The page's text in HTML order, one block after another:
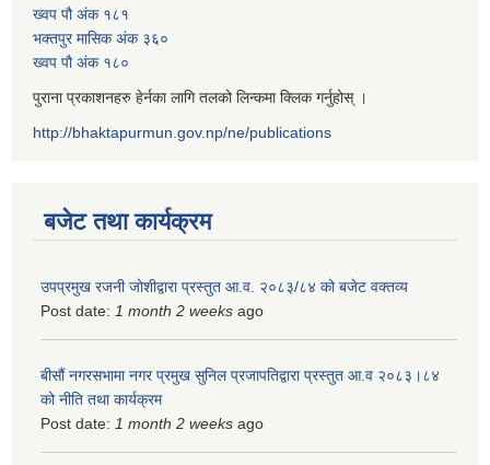
ख्वप पौ अंक १८१
भक्तपुर मासिक अंक ३६०
ख्वप पौ अंक १८०
पुराना प्रकाशनहरु हेर्नका लागि तलको लिन्कमा क्लिक गर्नुहोस् ।
http://bhaktapurmun.gov.np/ne/publications
बजेट तथा कार्यक्रम
उपप्रमुख रजनी जोशीद्वारा प्रस्तुत आ.व. २०८३/८४ को बजेट वक्तव्य
Post date: 1 month 2 weeks ago
बीसौं नगरसभामा नगर प्रमुख सुनिल प्रजापतिद्वारा प्रस्तुत आ.व‍ २०८३।८४
को नीति तथा कार्यक्रम
Post date: 1 month 2 weeks ago